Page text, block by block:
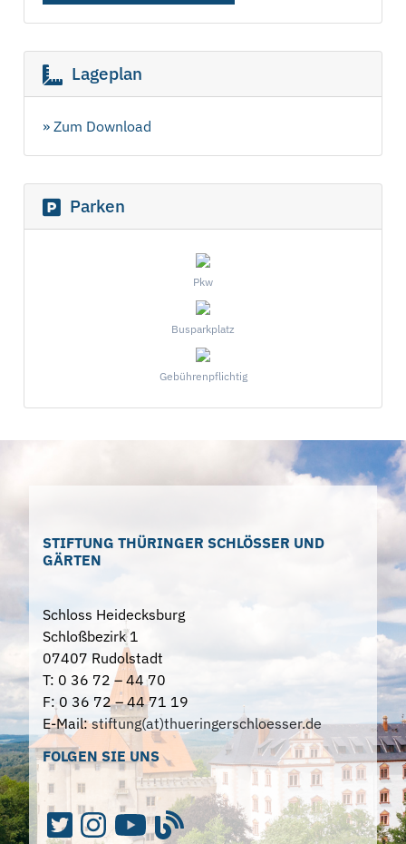
Lageplan
» Zum Download
Parken
Pkw
Busparkplatz
Gebührenpflichtig
STIFTUNG THÜRINGER SCHLÖSSER UND
GÄRTEN
Schloss Heidecksburg
Schloßbezirk 1
07407 Rudolstadt
T: 0 36 72 – 44 70
F: 0 36 72 – 44 71 19
E-Mail:stiftung(at)thueringerschloesser.de
FOLGEN SIE UNS